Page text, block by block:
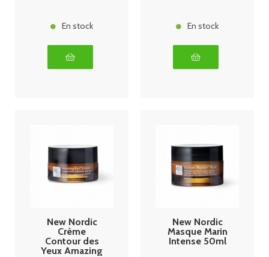
En stock En stock
New Nordic
Crème
Contour des
Yeux Amazing
New Nordic
Masque Marin
Intense 50ml